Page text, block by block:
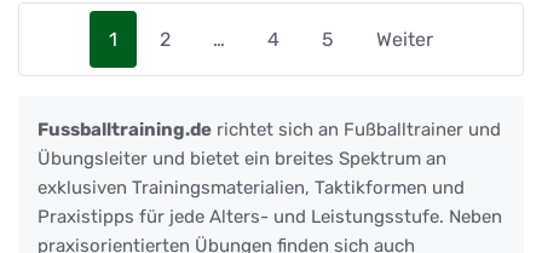
1 2 … 4 5 Weiter
Fussballtraining.de richtet sich an Fußballtrainer und
Übungsleiter und bietet ein breites Spektrum an
exklusiven Trainingsmaterialien, Taktikformen und
Praxistipps für jede Alters- und Leistungsstufe. Neben
praxisorientierten Übungen finden sich auch